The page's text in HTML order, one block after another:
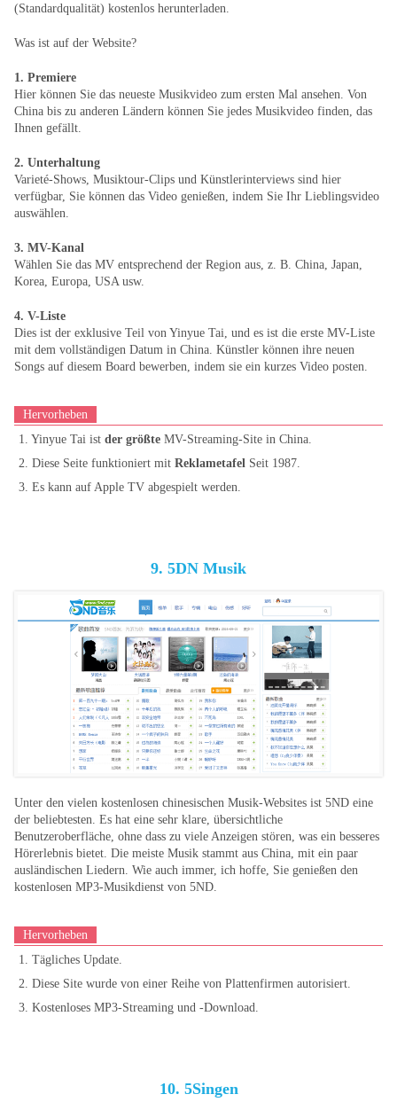
(Standardqualität) kostenlos herunterladen.
Was ist auf der Website?
1. Premiere
Hier können Sie das neueste Musikvideo zum ersten Mal ansehen. Von
China bis zu anderen Ländern können Sie jedes Musikvideo finden, das
Ihnen gefällt.
2. Unterhaltung
Varieté-Shows, Musiktour-Clips und Künstlerinterviews sind hier
verfügbar, Sie können das Video genießen, indem Sie Ihr Lieblingsvideo
auswählen.
3. MV-Kanal
Wählen Sie das MV entsprechend der Region aus, z. B. China, Japan,
Korea, Europa, USA usw.
4. V-Liste
Dies ist der exklusive Teil von Yinyue Tai, und es ist die erste MV-Liste
mit dem vollständigen Datum in China. Künstler können ihre neuen
Songs auf diesem Board bewerben, indem sie ein kurzes Video posten.
Hervorheben
1. Yinyue Tai ist der größte MV-Streaming-Site in China.
2. Diese Seite funktioniert mit Reklametafel Seit 1987.
3. Es kann auf Apple TV abgespielt werden.
9. 5DN Musik
Unter den vielen kostenlosen chinesischen Musik-Websites ist 5ND eine
der beliebtesten. Es hat eine sehr klare, übersichtliche
Benutzeroberfläche, ohne dass zu viele Anzeigen stören, was ein besseres
Hörerlebnis bietet. Die meiste Musik stammt aus China, mit ein paar
ausländischen Liedern. Wie auch immer, ich hoffe, Sie genießen den
kostenlosen MP3-Musikdienst von 5ND.
Hervorheben
1. Tägliches Update.
2. Diese Site wurde von einer Reihe von Plattenfirmen autorisiert.
3. Kostenloses MP3-Streaming und -Download.
10. 5Singen